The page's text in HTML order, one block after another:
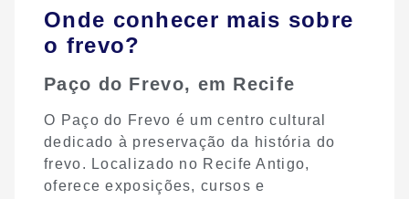
Onde conhecer mais sobre
o frevo?
Paço do Frevo, em Recife
O Paço do Frevo é um centro cultural
dedicado à preservação da história do
frevo. Localizado no Recife Antigo,
oferece exposições, cursos e